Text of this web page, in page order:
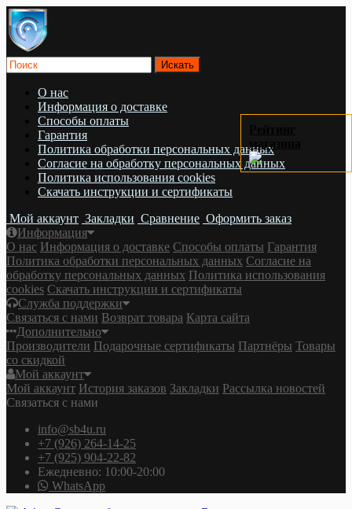
О нас
Информация о доставке
Cпособы оплаты
Гарантия
Политика обработки персональных данных
Согласие на обработку персональных данных
Политика использования cookies
Скачать инструкции и сертификаты
Мой аккаунт Закладки Сравнение Оформить заказ
Информация
О нас Информация о доставке Cпособы оплаты Гарантия
Политика обработки персональных данных Согласие на
обработку персональных данных Политика использования
cookies Скачать инструкции и сертификаты
Служба поддержки
Связаться с нами Возврат товара Карта сайта
Дополнительно
Производители Подарочные сертификаты Партнёры Товары
со скидкой
Мой аккаунт
Мой аккаунт История заказов Закладки Рассылка новостей
Связаться с нами
info@sb4u.ru
+7 (926) 264-14-25
+7 (925) 904-22-82
Ежедневно: 10:00-20:00
WhatsApp